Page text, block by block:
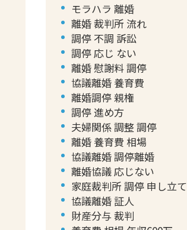
モラハラ 離婚
離婚 裁判所 流れ
調停 不調 訴訟
調停 応じ ない
離婚 慰謝料 調停
協議離婚 養育費
離婚調停 親権
調停 進め方
夫婦関係 調整 調停
離婚 養育費 相場
協議離婚 調停離婚
離婚協議 応じない
家庭裁判所 調停 申し立て
協議離婚 証人
財産分与 裁判